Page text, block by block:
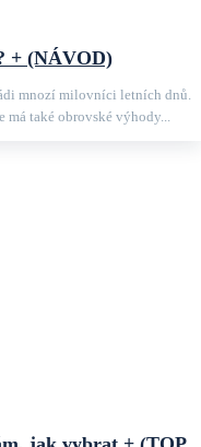
+ (NÁVOD)
mnozí milovníci letních dnů.
má také obrovské výhody...